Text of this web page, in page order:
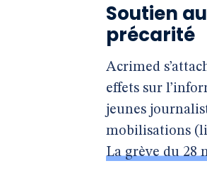
Soutien
précarité
Acrimed
effets sur
jeunes
mobilisations
La grève du 28